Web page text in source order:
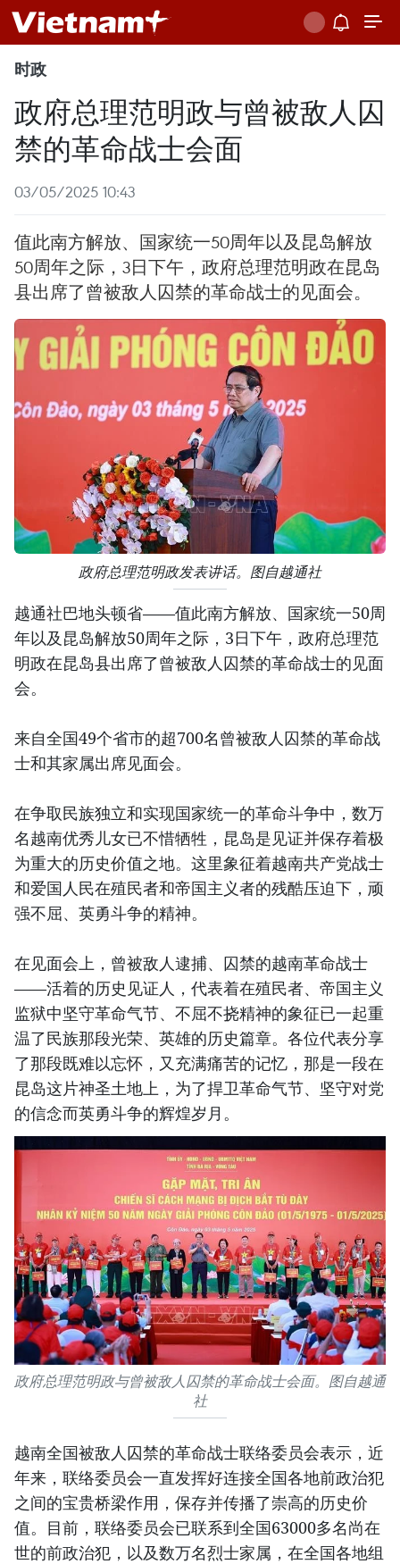
时政
政府总理范明政与曾被敌人囚
禁的革命战士会面
03/05/2025 10:43
值此南方解放、国家统一50周年以及昆岛解放
50周年之际，3日下午，政府总理范明政在昆岛
县出席了曾被敌人囚禁的革命战士的见面会。
政府总理范明政发表讲话。图自越通社
越通社巴地头顿省——值此南方解放、国家统一50周
年以及昆岛解放50周年之际，3日下午，政府总理范
明政在昆岛县出席了曾被敌人囚禁的革命战士的见面
会。
来自全国49个省市的超700名曾被敌人囚禁的革命战
士和其家属出席见面会。
在争取民族独立和实现国家统一的革命斗争中，数万
名越南优秀儿女已不惜牺牲，昆岛是见证并保存着极
为重大的历史价值之地。这里象征着越南共产党战士
和爱国人民在殖民者和帝国主义者的残酷压迫下，顽
强不屈、英勇斗争的精神。
在见面会上，曾被敌人逮捕、囚禁的越南革命战士
——活着的历史见证人，代表着在殖民者、帝国主义
监狱中坚守革命气节、不屈不挠精神的象征已一起重
温了民族那段光荣、英雄的历史篇章。各位代表分享
了那段既难以忘怀，又充满痛苦的记忆，那是一段在
昆岛这片神圣土地上，为了捍卫革命气节、坚守对党
的信念而英勇斗争的辉煌岁月。
政府总理范明政与曾被敌人囚禁的革命战士会面。图自越通
社
越南全国被敌人囚禁的革命战士联络委员会表示，近
年来，联络委员会一直发挥好连接全国各地前政治犯
之间的宝贵桥梁作用，保存并传播了崇高的历史价
值。目前，联络委员会已联系到全国63000多名尚在
世的前政治犯，以及数万名烈士家属，在全国各地组